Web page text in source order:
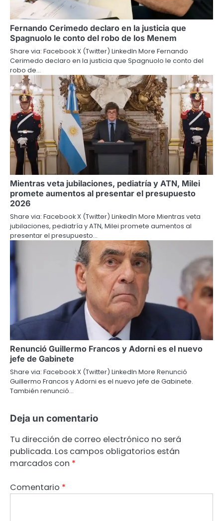
Fernando Cerimedo declaro en la justicia que
Spagnuolo le conto del robo de los Menem
Share via: Facebook X (Twitter) LinkedIn More Fernando
Cerimedo declaro en la justicia que Spagnuolo le conto del
robo de…
Mientras veta jubilaciones, pediatría y ATN, Milei
promete aumentos al presentar el presupuesto
2026
Share via: Facebook X (Twitter) LinkedIn More Mientras veta
jubilaciones, pediatría y ATN, Milei promete aumentos al
presentar el presupuesto…
Renunció Guillermo Francos y Adorni es el nuevo
jefe de Gabinete
Share via: Facebook X (Twitter) LinkedIn More Renunció
Guillermo Francos y Adorni es el nuevo jefe de Gabinete.
También renunció…
Deja un comentario
Tu dirección de correo electrónico no será
publicada. Los campos obligatorios están
marcados con *
Comentario *